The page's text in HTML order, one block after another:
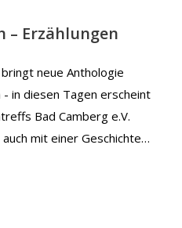
– Erzählungen
neue Anthologie
in diesen Tagen erscheint
Bad Camberg e.V.
mit einer Geschichte…